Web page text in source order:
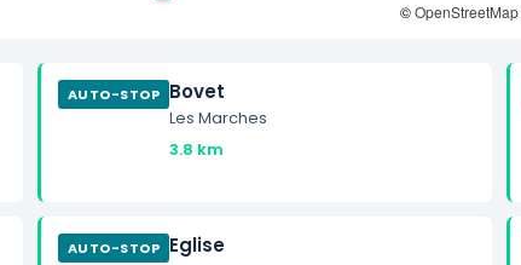
©OpenStreetMap
AUTO-STOP Bovet
Les Marches
3.8 km
AUTO-STOP Eglise